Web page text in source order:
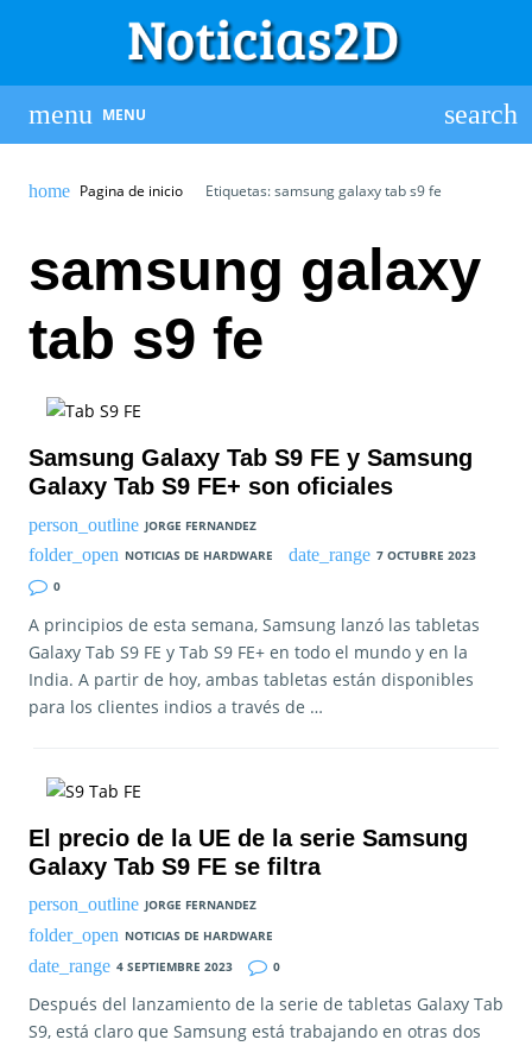
MENU
Pagina de inicio Etiquetas: samsung galaxy tab s9 fe
samsung galaxy
tab s9 fe
Samsung Galaxy Tab S9 FE y Samsung
Galaxy Tab S9 FE+ son oficiales
JORGE FERNANDEZ
NOTICIAS DE HARDWARE
7 OCTUBRE 2023
0
A principios de esta semana, Samsung lanzó las tabletas
Galaxy Tab S9 FE y Tab S9 FE+ en todo el mundo y en la
India. A partir de hoy, ambas tabletas están disponibles
para los clientes indios a través de …
El precio de la UE de la serie Samsung
Galaxy Tab S9 FE se filtra
JORGE FERNANDEZ
NOTICIAS DE HARDWARE
4 SEPTIEMBRE 2023
0
Después del lanzamiento de la serie de tabletas Galaxy Tab
S9, está claro que Samsung está trabajando en otras dos